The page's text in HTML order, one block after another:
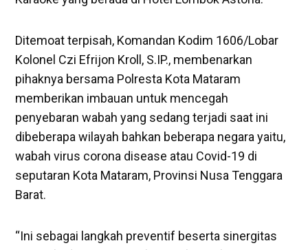
Ditemoat terpisah, Komandan Kodim 1606/Lobar
Kolonel Czi Efrijon Kroll, S.IP., membenarkan
pihaknya bersama Polresta Kota Mataram
memberikan imbauan untuk mencegah
penyebaran wabah yang sedang terjadi saat ini
dibeberapa wilayah bahkan beberapa negara yaitu,
wabah virus corona disease atau Covid-19 di
seputaran Kota Mataram, Provinsi Nusa Tenggara
Barat.
“Ini sebagai langkah preventif beserta sinergitas